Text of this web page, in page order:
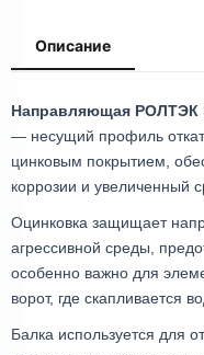
Описание
Направляющая РОЛТЭК
— несущий профиль
цинковым покрытием,
коррозии и увеличенный
Оцинковка защищает
агрессивной среды,
особенно важно для
ворот, где скапливается
Балка используется для